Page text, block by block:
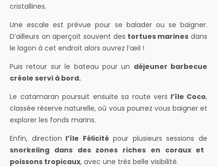
cristallines.
Une escale est prévue pour se balader ou se baigner.
D’ailleurs on aperçoit souvent des tortues marines dans
le lagon à cet endroit alors ouvrez l’œil !
Puis retour sur le bateau pour un déjeuner barbecue
créole servi à bord.
Le catamaran poursuit ensuite sa route vers l’île Coco,
classée réserve naturelle, où vous pourrez vous baigner et
explorer les fonds marins.
Enfin, direction l’île Félicitépour plusieurs sessions de
snorkeling dans des zones riches en coraux et
poissons tropicaux, avec une très belle visibilité.